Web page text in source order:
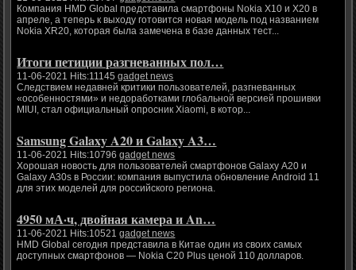
Компания HMD Global представила смартфоны Nokia X10 и X20 в
апреле, а теперь к выходу готовится новая модель под названием
Nokia XR20, которая была замечена в базе данных тест...
Итоги петиции разгневанных пол…
11-06-2021 Hits:11145gadget news
Следствием недавней критики пользователей, разгневанных
«особенностями» и недоработками глобальной версией прошивки
MIUI, стал официальный опросник Xiaomi, в котор...
Samsung Galaxy A20 и Galaxy A3…
11-06-2021 Hits:10796gadget news
Хорошая новость для пользователей смартфонов Galaxy A20 и
Galaxy A30s в России: компания выпустила обновление Android 11
для этих моделей для российского региона.
4950 мА·ч, двойная камера и An…
11-06-2021 Hits:10521gadget news
HMD Global сегодня представила в Китае один из своих самых
доступных смартфонов — Nokia C20 Plus ценой 110 долларов.